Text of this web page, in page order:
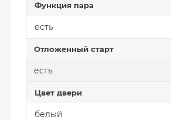
Функция пара
есть
Отложенный старт
есть
Цвет двери
белый